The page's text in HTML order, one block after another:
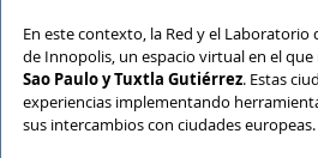
En este contexto, la Red y el Laboratorio
de Innopolis, un espacio virtual en el
Sao Paulo y Tuxtla Gutiérrez. Estas
experiencias implementando
sus intercambios con ciudades europeas.